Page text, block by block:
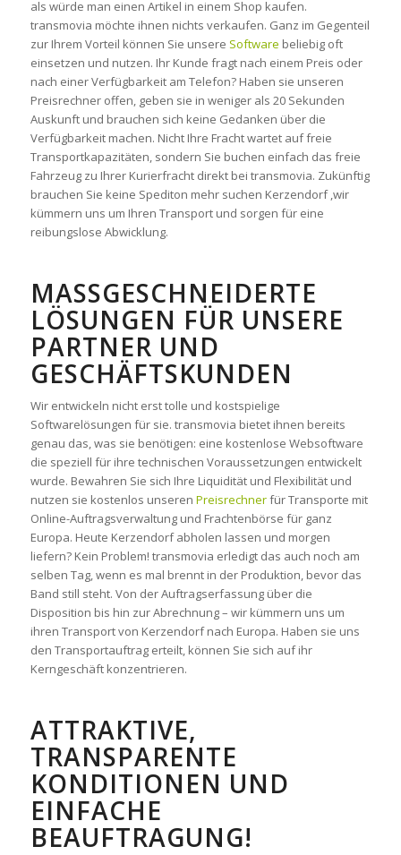
als würde man einen Artikel in einem Shop kaufen.
transmovia möchte ihnen nichts verkaufen. Ganz im Gegenteil
zur Ihrem Vorteil können Sie unsere Software beliebig oft
einsetzen und nutzen. Ihr Kunde fragt nach einem Preis oder
nach einer Verfügbarkeit am Telefon? Haben sie unseren
Preisrechner offen, geben sie in weniger als 20 Sekunden
Auskunft und brauchen sich keine Gedanken über die
Verfügbarkeit machen. Nicht Ihre Fracht wartet auf freie
Transportkapazitäten, sondern Sie buchen einfach das freie
Fahrzeug zu Ihrer Kurierfracht direkt bei transmovia. Zukünftig
brauchen Sie keine Spediton mehr suchen Kerzendorf ,wir
kümmern uns um Ihren Transport und sorgen für eine
reibungslose Abwicklung.
MASSGESCHNEIDERTE L
ÖSUNGEN FÜR UNSERE P
ARTNER UND G
ESCHÄFTSKUNDEN
Wir entwickeln nicht erst tolle und kostspielige
Softwarelösungen für sie. transmovia bietet ihnen bereits
genau das, was sie benötigen: eine kostenlose Websoftware
die speziell für ihre technischen Voraussetzungen entwickelt
wurde. Bewahren Sie sich Ihre Liquidität und Flexibilität und
nutzen sie kostenlos unseren Preisrechnerfür Transporte mit
Online-Auftragsverwaltung und Frachtenbörse für ganz
Europa. Heute Kerzendorf abholen lassen und morgen
liefern? Kein Problem! transmovia erledigt das auch noch am
selben Tag, wenn es mal brennt in der Produktion, bevor das
Band still steht. Von der Auftragserfassung über die
Disposition bis hin zur Abrechnung – wir kümmern uns um
ihren Transport von Kerzendorf nach Europa. Haben sie uns
den Transportauftrag erteilt, können Sie sich auf ihr
Kerngeschäft konzentrieren.
ATTRAKTIVE,
TRANSPARENTE
KONDITIONEN UND
EINFACHE
BEAUFTRAGUNG!